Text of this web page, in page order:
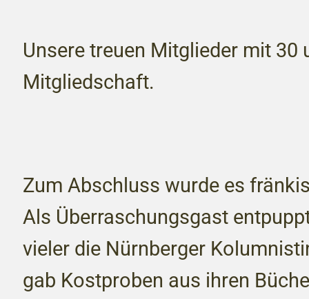
Unsere treuen Mitglieder mit 30
Mitgliedschaft.
Zum Abschluss wurde es
Als Überraschungsgast
vieler die Nürnberger
gab Kostproben aus ihren